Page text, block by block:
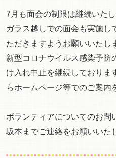
7月も面会の制限は継続いた
ガラス越しでの面会も実施し
ただきますようお願いいたし
新型コロナウイルス感染予防
け入れ中止を継続しておりま
らホームページ等でのご案内
ボランティアについてのお問
坂本までご連絡をお願いいた